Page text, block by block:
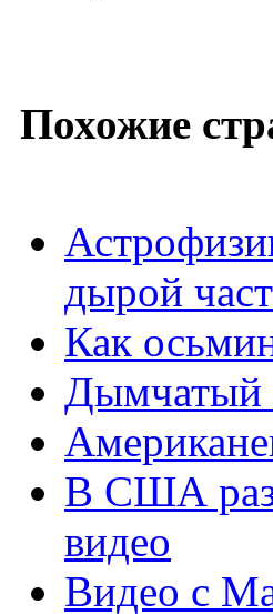
Похожие
дырой
Как
Дымчатый
В США
видео
Видео с